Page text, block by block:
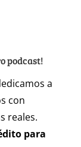
podcast!
a
con
reales.
para